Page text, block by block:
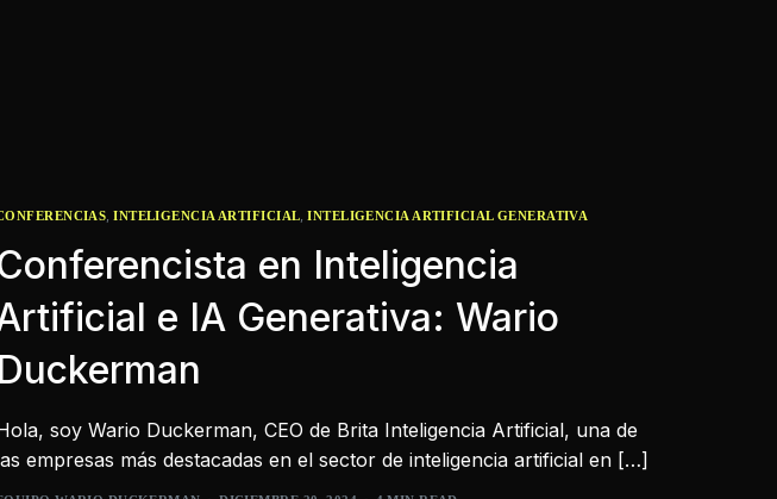
,INTELIGENCIA ARTIFICIAL ,INTELIGENCIA ARTIFICIAL GENERATIVA
en Inteligencia
e IA Generativa: Wario
Duckerman
soy Wario Duckerman, CEO de Brita Inteligencia Artificial, una de
empresas más destacadas en el sector de inteligencia artificial en […]